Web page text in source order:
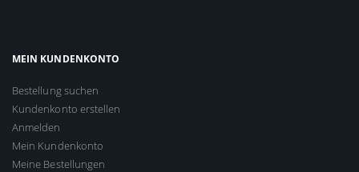
MEIN KUNDENKONTO
Bestellung suchen
Kundenkonto erstellen
Anmelden
Mein Kundenkonto
Meine Bestellungen